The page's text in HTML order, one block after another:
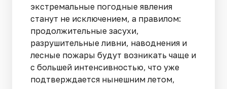
экстремальные погодные явления
станут не исключением, а правилом:
продолжительные засухи,
разрушительные ливни, наводнения и
лесные пожары будут возникать чаще и
с большей интенсивностью, что уже
подтверждается нынешним летом,